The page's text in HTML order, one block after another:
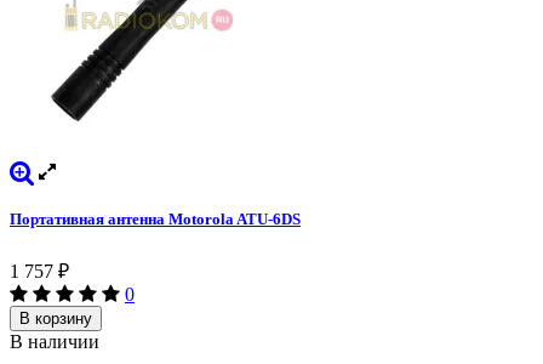
Портативная антенна Motorola ATU-6DS
1 757 ₽
0
В корзину
В наличии